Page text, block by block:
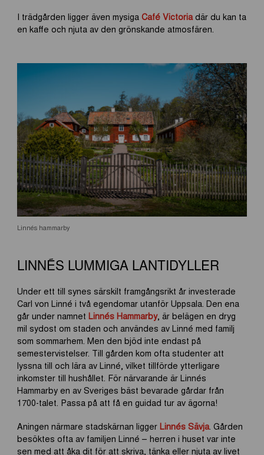
I trädgården ligger även mysigaCafé Victoriadär du kan ta
en kaffe och njuta av den grönskande atmosfären.
Linnés hammarby
LINNÉS LUMMIGA LANTIDYLLER
Under ett till synes särskilt framgångsrikt år investerade
Carl von Linné i två egendomar utanför Uppsala. Den ena
går under namnet Linnés Hammarby, är belägen en dryg
mil sydost om staden och användes av Linné med familj
som sommarhem. Men den bjöd inte endast på
semestervistelser. Till gården kom ofta studenter att
lyssna till och lära av Linné, vilket tillförde ytterligare
inkomster till hushållet. För närvarande är Linnés
Hammarby en av Sveriges bäst bevarade gårdar från
1700-talet. Passa på att få en guidad tur av ägorna!
Aningen närmare stadskärnan liggerLinnés Sävja. Gården
besöktes ofta av familjen Linné – herren i huset var inte
sen med att åka dit för att skriva, tänka eller njuta av livet